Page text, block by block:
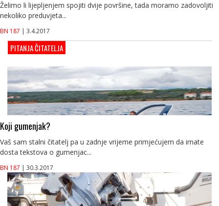
Želimo li lijepljenjem spojiti dvije površine, tada moramo zadovoljiti
nekoliko preduvjeta...
BN 187 | 3.4.2017
PITANJA ČITATELJA
Koji gumenjak?
Vaš sam stalni čitatelj pa u zadnje vrijeme primjećujem da imate
dosta tekstova o gumenjac...
BN 187 | 30.3.2017